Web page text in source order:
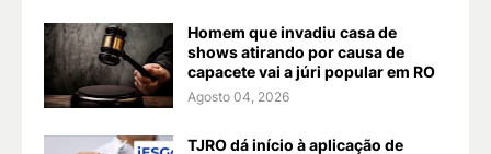
Homem que invadiu casa de
shows atirando por causa de
capacete vai a júri popular em RO
Agosto 04, 2026
TJRO dá início à aplicação de